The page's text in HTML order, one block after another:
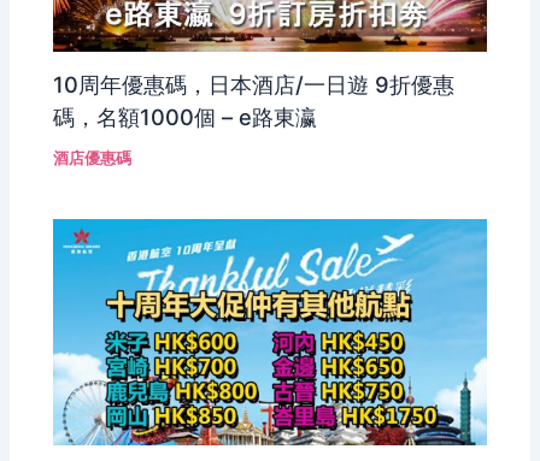
10周年優惠碼，日本酒店/一日遊 9折優惠
碼，名額1000個 – e路東瀛
酒店優惠碼